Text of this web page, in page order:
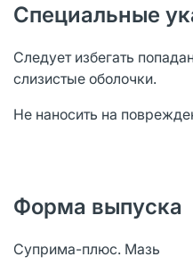
Специальные
Следует избегать
слизистые оболочки.
Не наносить на
Форма выпуска
Суприма-плюс. Мазь